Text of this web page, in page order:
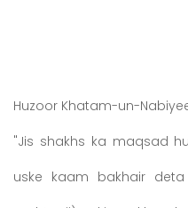
"Jis shakhs ka maqsad
uske kaam bakhair